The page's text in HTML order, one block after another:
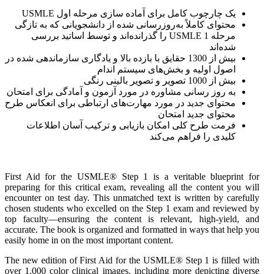
یک چارچوب کامل برای آماده سازی مرحله اول USMLE
محتوای کاملاً به‌روزرسانی شده از دانشجویانی که به تازگی
مرحله 1 USMLE را گذرانده‌اند و توسط اساتید بررسی
شده‌اند
بیش از 1300 حقایق با بازده بالا و یادگاری سازماندهی شده در
اصول اولیه و بخش‌های سیستم اندام
بیش از 1000 تصویر و تصویر بالینی رنگی
به روز رسانی مشاوره در مورد آزمون و آمادگی برای امتحان
محتوای جدید در مورد مهارت‌های ارتباطی برای انعکاس طرح
محتوای جدید امتحان
فرمت طرح کلی امکان بازیابی و ترکیب آسان اطلاعات
کلیدی را فراهم می‌کند
First Aid for the USMLE® Step 1 is a veritable blueprint for
preparing for this critical exam, revealing all the content you will
encounter on test day. This unmatched text is written by carefully
chosen students who excelled on the Step 1 exam and reviewed by
top faculty―ensuring the content is relevant, high-yield, and
accurate. The book is organized and formatted in ways that help you
easily home in on the most important content.
The new edition of First Aid for the USMLE® Step 1 is filled with
over 1,000 color clinical images, including more depicting diverse